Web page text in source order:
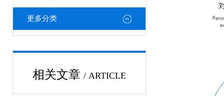
更多分类
相关文章 / ARTICLE